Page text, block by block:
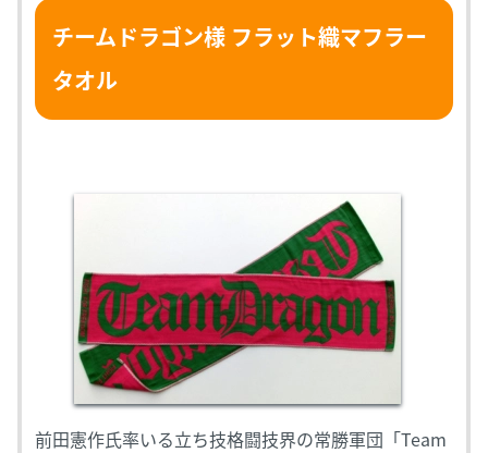
チームドラゴン様 フラット織マフラー
タオル
前田憲作氏率いる立ち技格闘技界の常勝軍団「Team